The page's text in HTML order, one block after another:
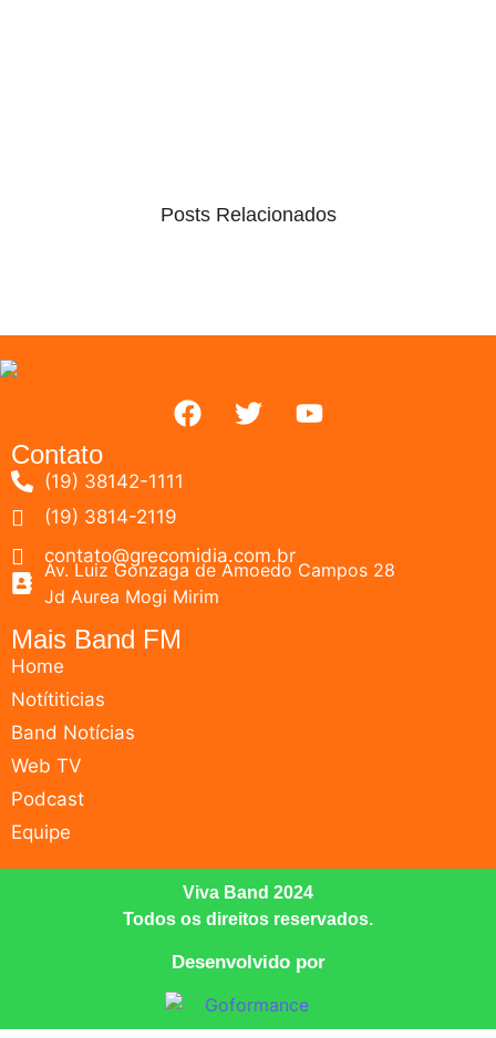
Posts Relacionados
Contato
(19) 38142-1111
(19) 3814-2119
contato@grecomidia.com.br
Av. Luiz Gonzaga de Amoedo Campos 28
Jd Aurea Mogi Mirim
Mais Band FM
Home
Notítiticias
Band Notícias
Web TV
Podcast
Equipe
Viva Band 2024
Todos os direitos reservados.
Desenvolvido por